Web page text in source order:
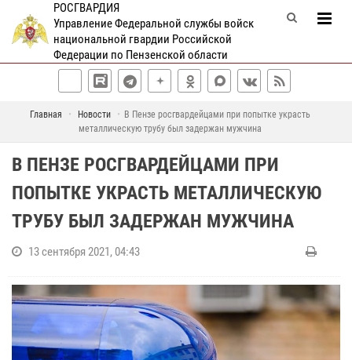
РОСГВАРДИЯ
Управление Федеральной службы войск
национальной гвардии Российской
Федерации по Пензенской области
Главная Новости
В Пензе росгвардейцами при попытке украсть
металлическую трубу был задержан мужчина
В ПЕНЗЕ РОСГВАРДЕЙЦАМИ ПРИ
ПОПЫТКЕ УКРАСТЬ МЕТАЛЛИЧЕСКУЮ
ТРУБУ БЫЛ ЗАДЕРЖАН МУЖЧИНА
13 сентября 2021, 04:43